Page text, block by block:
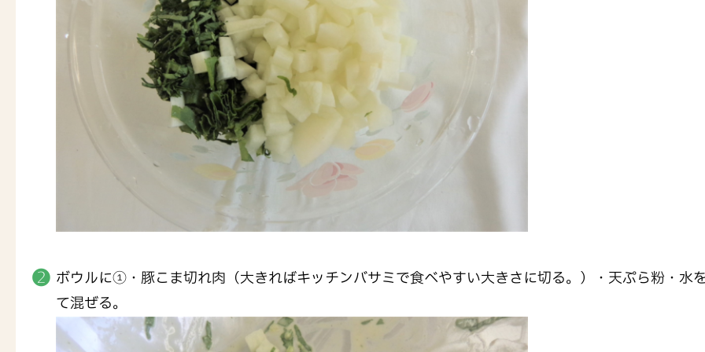
ボウルに①・豚こま切れ肉（大きればキッチンバサミで食べやすい大きさに切る。）・天ぷら粉・水
て混ぜる。